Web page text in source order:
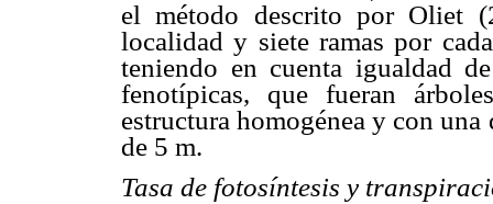
el método descrito por Oliet
localidad y siete ramas por
teniendo en cuenta igualdad
fenotípicas, que fueran
estructura homogénea y con
de 5 m.
Tasa de fotosíntesis y